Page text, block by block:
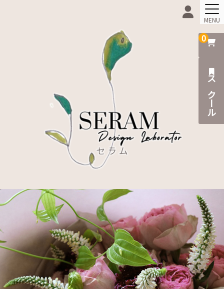
0
スクール
MENU
Home
Beginner
Online-Shop
Scholl
Information
News